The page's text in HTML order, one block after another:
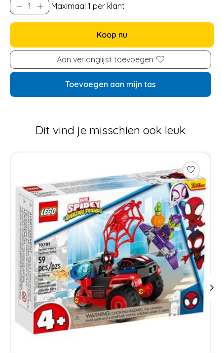
Maximaal 1 per klant
Koop nu
Aan verlanglijst toevoegen
Toevoegen aan mijn tas
Dit vind je misschien ook leuk